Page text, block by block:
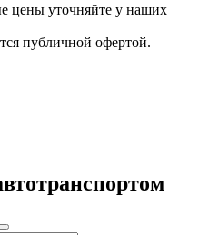
цены уточняйте у наших
публичной офертой.